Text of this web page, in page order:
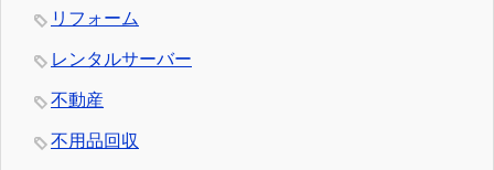
リフォーム
レンタルサーバー
不動産
不用品回収